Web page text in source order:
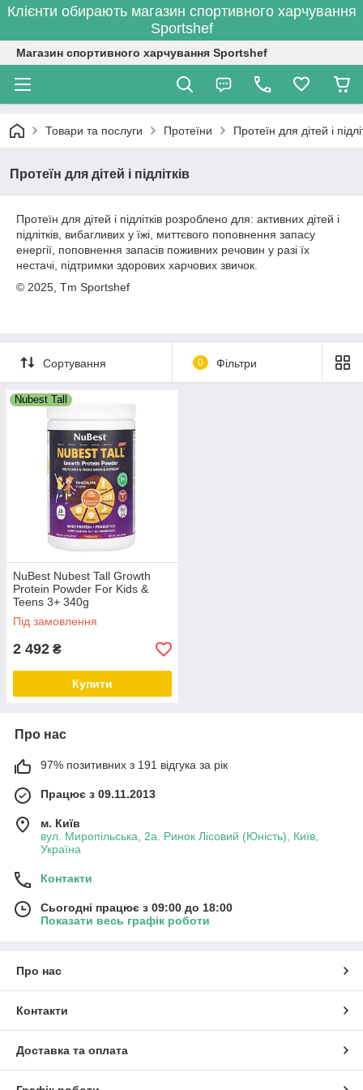
Клієнти обирають магазин спортивного харчування
Sportshef
Магазин спортивного харчування Sportshef
Товари та послуги Протеїни Протеїн для дітей і
Протеїн для дітей і підлітків
Протеїн для дітей і підлітків розроблено для: активних дітей і
підлітків, вибагливих у їжі, миттєвого поповнення запасу
енергії, поповнення запасів поживних речовин у разі їх
нестачі, підтримки здорових харчових звичок.
© 2025, Tm Sportshef
Сортування 0 Фільтри
Nubest Tall
NuBest Nubest Tall Growth
Protein Powder For Kids &
Teens 3+ 340g
Під замовлення
2 492 ₴
Купити
Про нас
97% позитивних з 191 відгука за рік
Працює з 09.11.2013
м. Київ
вул. Миропільська, 2а. Ринок Лісовий (Юність), Київ,
Україна
Контакти
Сьогодні працює з 09:00 до 18:00
Показати весь графік роботи
Про нас
Контакти
Доставка та оплата